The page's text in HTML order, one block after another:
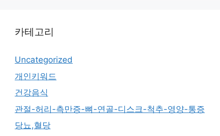
카테고리
Uncategorized
개인키워드
건강음식
관절-허리-측만증-뼈-연골-디스크-척추-영양-통증
당뇨,혈당